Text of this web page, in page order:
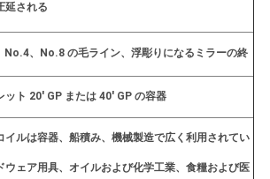
延される
No.4、No.8 の毛ライン、浮彫りになるミラーの終
ット 20' GP または 40' GP の容器
イルは容器、船積み、機械製造で広く利用されてい
ウェア用具、オイルおよび化学工業、食糧および医